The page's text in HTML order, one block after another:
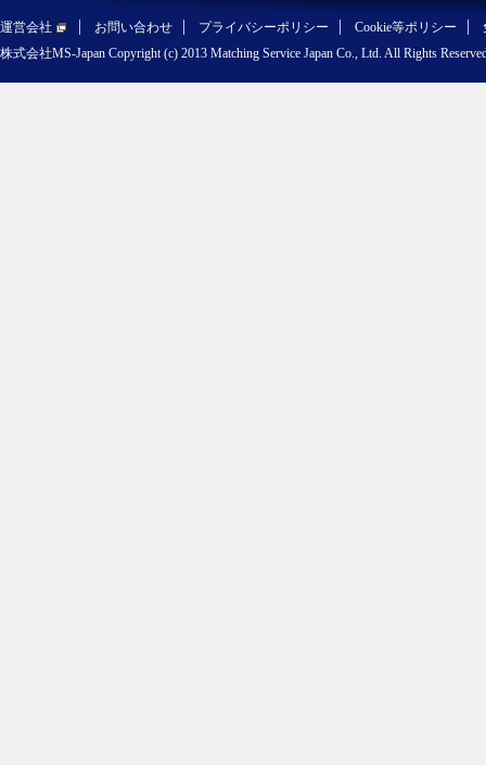
運営会社 お問い合わせ プライバシーポリシー Cookie等ポリシー
株式会社MS-Japan Copyright (c) 2013 Matching Service Japan Co., Ltd. All Rights